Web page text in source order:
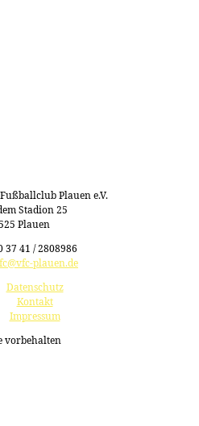
Plauen e.V.
Stadion 25
Plauen
37 41 / 2808986
plauen.de
Datenschutz
Kontakt
Impressum
vorbehalten